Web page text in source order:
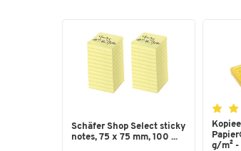
Schäfer Shop Select sticky
notes, 75 x 75 mm, 100 ...
g/m² -